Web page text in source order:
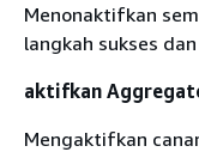
Menonaktifkan
langkah sukses
aktifkan
Mengaktifkan